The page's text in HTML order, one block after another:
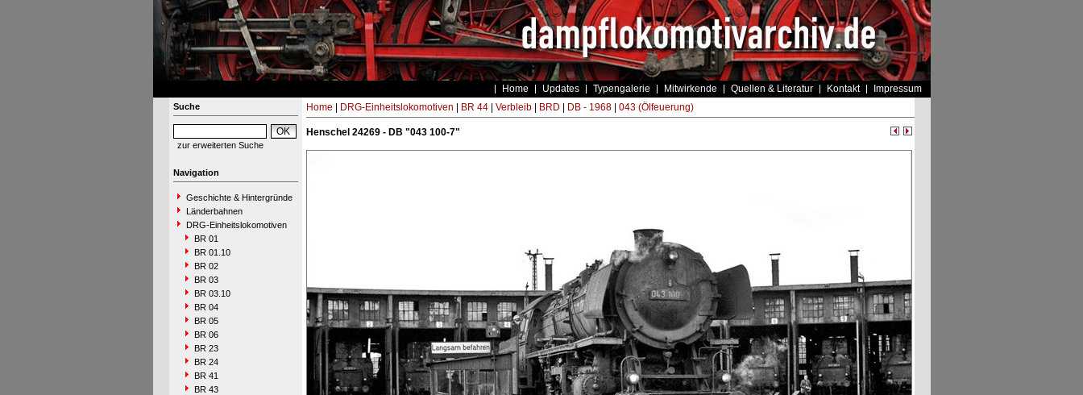
Home Updates Typengalerie Mitwirkende Quellen & Literatur Kontakt Impressum
Suche
zur erweiterten Suche
Navigation
Geschichte & Hintergründe
Länderbahnen
DRG-Einheitslokomotiven
BR 01
BR 01.10
BR 02
BR 03
BR 03.10
BR 04
BR 05
BR 06
BR 23
BR 24
BR 41
BR 43
Home DRG-Einheitslokomotiven BR 44| Verbleib| BRD DB - 1968| 043 (Ölfeuerung)
Henschel 24269 - DB "043 100-7"